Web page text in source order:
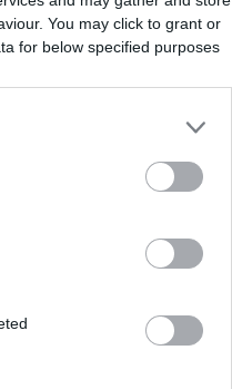
You may click to grant or
for below specified purposes
i:
innen: